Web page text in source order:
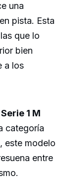
una
pista. Esta
que lo
bien
a los
1 M
categoría
este modelo
entre